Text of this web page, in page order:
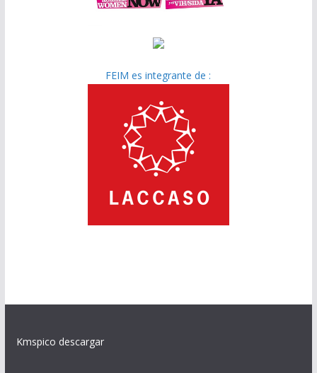
FEIM es integrante de :
Kmspico descargar